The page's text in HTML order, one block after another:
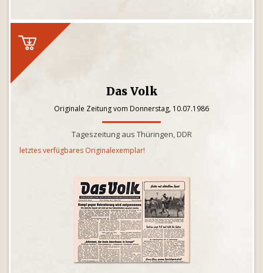
Das Volk
Originale Zeitung vom Donnerstag, 10.07.1986
Tageszeitung aus Thüringen, DDR
letztes verfügbares Originalexemplar!